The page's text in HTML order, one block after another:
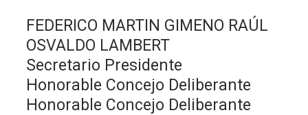
FEDERICO MARTIN GIMENO RAÚL
OSVALDO LAMBERT
Secretario Presidente
Honorable Concejo Deliberante
Honorable Concejo Deliberante